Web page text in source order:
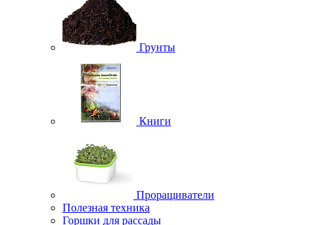
Грунты
Книги
Проращиватели
Полезная техника
Горшки для рассады